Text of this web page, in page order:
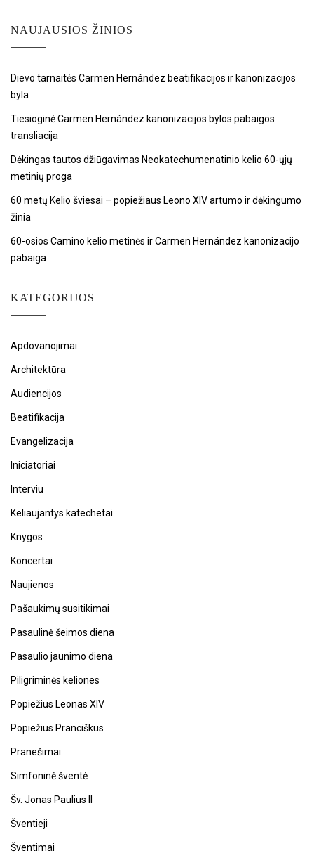
NAUJAUSIOS ŽINIOS
Dievo tarnaitės Carmen Hernández beatifikacijos ir kanonizacijos
byla
Tiesioginė Carmen Hernández kanonizacijos bylos pabaigos
transliacija
Dėkingas tautos džiūgavimas Neokatechumenatinio kelio 60-ųjų
metinių proga
60 metų Kelio šviesai – popiežiaus Leono XIV artumo ir dėkingumo
žinia
60-osios Camino kelio metinės ir Carmen Hernández kanonizacijo
pabaiga
KATEGORIJOS
Apdovanojimai
Architektūra
Audiencijos
Beatifikacija
Evangelizacija
Iniciatoriai
Interviu
Keliaujantys katechetai
Knygos
Koncertai
Naujienos
Pašaukimų susitikimai
Pasaulinė šeimos diena
Pasaulio jaunimo diena
Piligriminės keliones
Popiežius Leonas XIV
Popiežius Pranciškus
Pranešimai
Simfoninė šventė
Šv. Jonas Paulius II
Šventieji
Šventimai